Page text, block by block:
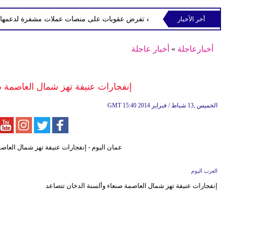
الخزانة الأميركية تفرض عقوبات على منصات عملات مشفرة لدعمها الحرس
أخر الأخبار
أخبارعاجلة » أخبار عاجلة
إنفجارات عنيفة تهز شمال العاصمة
GMT 15:40 2014 الخميس ,13 شباط / فبراير
العرب اليوم
إنفجارات عنيفة تهز شمال العاصمة صنعاء وألسنة الدخان تتصاعد